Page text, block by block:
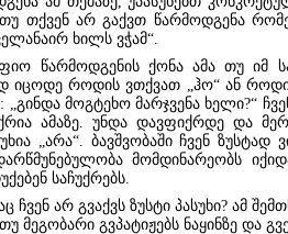
თუ თქვენ არ გაქვთ წარმოდგენა
ხილს ვჭამ“.
წარმოდგენის ქონა ამა თუ იმ
იცოდე როდის ვთქვათ „ჰო“ ან
„გინდამოგტეხო მარჯვენახელი?“
ამაზე. უნდა დავფიქრდე და
„არა“. ბავშვობაშიჩვენ ზუსტად
მომდინარეობს
საჩუქრებს.
ჩვენ არ გვაქვს ზუსტი პასუხი? ამ
მეგობარი გვპატიჟებს ნაყინზე და